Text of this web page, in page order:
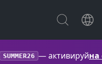
SUMMER26 — активируйна